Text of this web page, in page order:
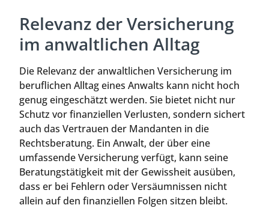
Relevanz der Versicherung
im anwaltlichen Alltag
Die Relevanz der anwaltlichen Versicherung im
beruflichen Alltag eines Anwalts kann nicht hoch
genug eingeschätzt werden. Sie bietet nicht nur
Schutz vor finanziellen Verlusten, sondern sichert
auch das Vertrauen der Mandanten in die
Rechtsberatung. Ein Anwalt, der über eine
umfassende Versicherung verfügt, kann seine
Beratungstätigkeit mit der Gewissheit ausüben,
dass er bei Fehlern oder Versäumnissen nicht
allein auf den finanziellen Folgen sitzen bleibt.